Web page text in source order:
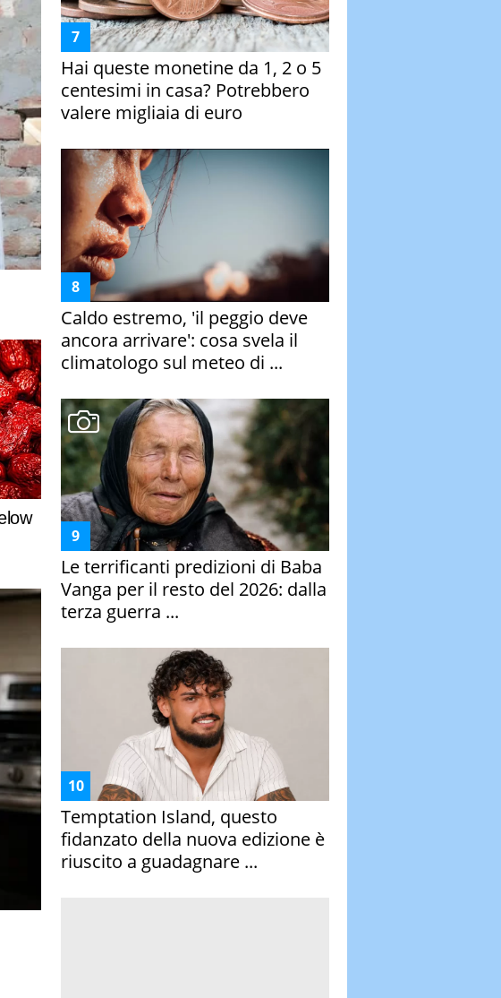
Hai queste monetine da 1, 2 o 5
centesimi in casa? Potrebbero
valere migliaia di euro
Caldo estremo, 'il peggio deve
ancora arrivare': cosa svela il
climatologo sul meteo di ...
Le terrificanti predizioni di Baba
Vanga per il resto del 2026: dalla
terza guerra ...
Temptation Island, questo
fidanzato della nuova edizione è
riuscito a guadagnare ...